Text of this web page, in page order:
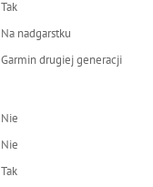
Tak
Na nadgarstku
Garmin drugiej generacji
Nie
Nie
Tak